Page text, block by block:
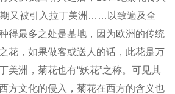
又被引入拉丁美洲……以致遍及全
得最多之处是墓地，因为欧洲的传统
花，如果做客或送人的话，此花是万
美洲，菊花也有“妖花”之称。可见其
方文化的侵入，菊花在西方的含义也